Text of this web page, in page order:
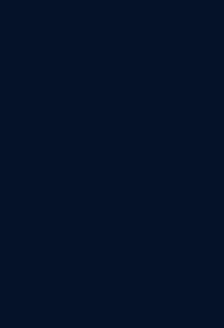
ndërtimore. U
të licencuar,
mekanizëm
U theksua
verifikimin e
inxhinierëve të
punishtes të
ekipe të
U diskutua